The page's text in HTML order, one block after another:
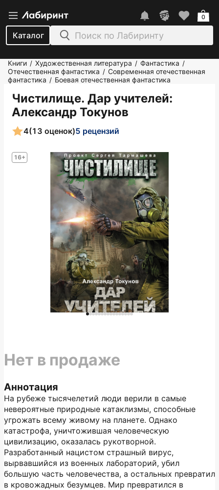
Каталог
0
Книги / Художественная литература / Фантастика /
Отечественная фантастика / Современная отечественная
фантастика / Боевая отечественная фантастика
Чистилище. Дар учителей:
Александр Токунов
16+
4(13 оценок)5 рецензий
Аннотация
На рубеже тысячелетий люди верили в самые
невероятные природные катаклизмы, способные
угрожать всему живому на планете. Однако
катастрофа, уничтожившая человеческую
цивилизацию, оказалась рукотворной.
Разработанный нацистом страшный вирус,
вырвавшийся из военных лабораторий, убил
большую часть человечества, а остальных превратил
в кровожадных безумцев. Мир превратился в
Нет в продаже